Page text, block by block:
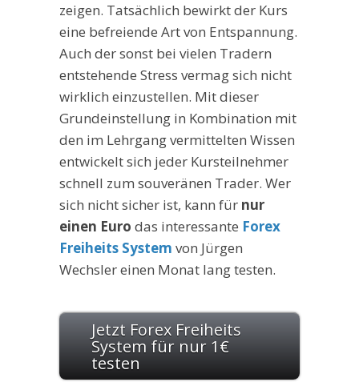
zeigen. Tatsächlich bewirkt der Kurs
eine befreiende Art von Entspannung.
Auch der sonst bei vielen Tradern
entstehende Stress vermag sich nicht
wirklich einzustellen. Mit dieser
Grundeinstellung in Kombination mit
den im Lehrgang vermittelten Wissen
entwickelt sich jeder Kursteilnehmer
schnell zum souveränen Trader. Wer
sich nicht sicher ist, kann für nur
einen Euro das interessante Forex
Freiheits System von Jürgen
Wechsler einen Monat lang testen.
Jetzt Forex Freiheits
System für nur 1€
testen